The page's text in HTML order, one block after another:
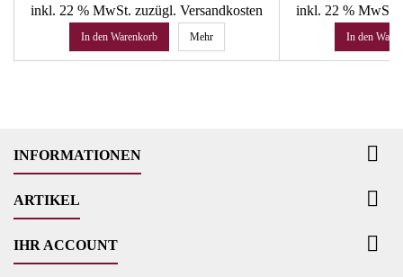
inkl. 22 % MwSt. zuzügl. Versandkosten
In den Warenkorb Mehr
inkl. 22 % MwSt.
In den
INFORMATIONEN 
ARTIKEL 
IHR ACCOUNT 